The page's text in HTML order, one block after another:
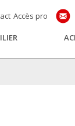
Accès pro